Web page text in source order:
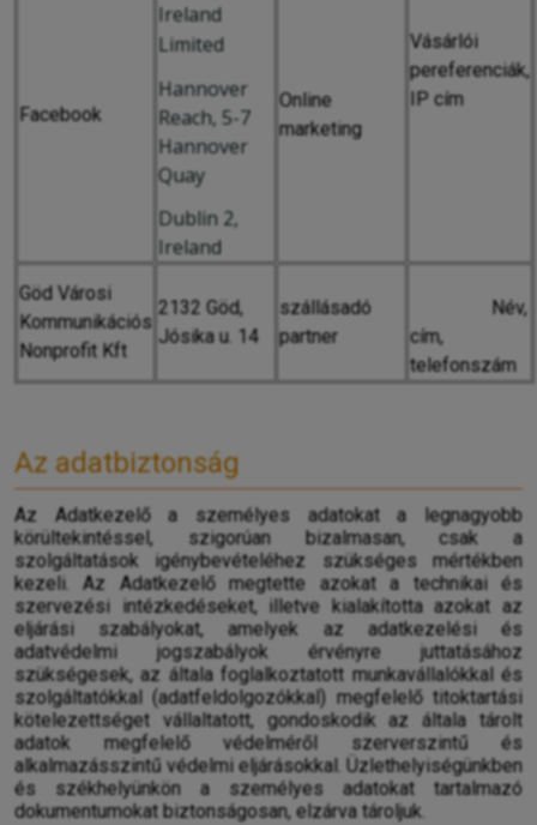
Facebook
Ireland
Limited
Hannover
Reach, 5-7
Hannover
Quay
Dublin 2,
Ireland
Online
marketing
Vásárlói
pereferenciák,
IP cím
Göd Városi
Kommunikációs
Nonprofit Kft
2132 Göd,
Jósika u. 14
szállásadó
partner
Név,
cím,
telefonszám
Az adatbiztonság
Az Adatkezelő a személyes adatokat a legnagyobb
körültekintéssel, szigorúan bizalmasan, csak a
szolgáltatások igénybevételéhez szükséges mértékben
kezeli. Az Adatkezelő megtette azokat a technikai és
szervezési intézkedéseket, illetve kialakította azokat az
eljárási szabályokat, amelyek az adatkezelési és
adatvédelmi jogszabályok érvényre juttatásához
szükségesek, az általa foglalkoztatott munkavállalókkal és
szolgáltatókkal (adatfeldolgozókkal) megfelelő titoktartási
kötelezettséget vállaltatott, gondoskodik az általa tárolt
adatok megfelelő védelméről szerverszintű és
alkalmazásszintű védelmi eljárásokkal. Üzlethelyiségünkben
és székhelyünkön a személyes adatokat tartalmazó
dokumentumokat biztonságosan, elzárva tároljuk.